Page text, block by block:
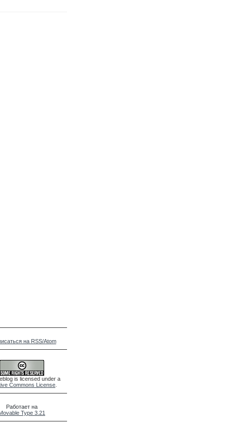
на RSS/Atom
is licensed under a
Commons License
Работает на
Type 3.21